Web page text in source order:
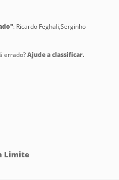
: Ricardo Feghali,Serginho
errado?Ajude a classificar.
Limite